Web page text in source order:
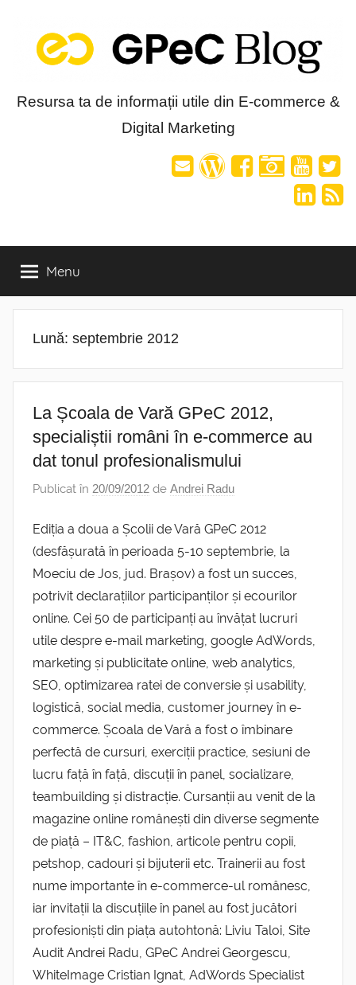
content
Blog-
Resursa ta de informații utile din E-commerce &
Digital Marketing
Menu
Lună: septembrie 2012
La Școala de Vară GPeC 2012,
specialiștii români în e-commerce au
dat tonul profesionalismului
Publicat în 20/09/2012 de Andrei Radu
Ediția a doua a Școlii de Vară GPeC 2012
(desfășurată în perioada 5-10 septembrie, la
Moeciu de Jos, jud. Brașov) a fost un succes,
potrivit declarațiilor participanților și ecourilor
online. Cei 50 de participanți au învățat lucruri
utile despre e-mail marketing, google AdWords,
marketing și publicitate online, web analytics,
SEO, optimizarea ratei de conversie și usability,
logistică, social media, customer journey în e-
commerce. Școala de Vară a fost o îmbinare
perfectă de cursuri, exerciții practice, sesiuni de
lucru față în față, discuții în panel, socializare,
teambuilding și distracție. Cursanții au venit de la
magazine online românești din diverse segmente
de piață – IT&C, fashion, articole pentru copii,
petshop, cadouri și bijuterii etc. Trainerii au fost
nume importante în e-commerce-ul românesc,
iar invitații la discuțiile în panel au fost jucători
profesioniști din piața autohtonă: Liviu Taloi, Site
Audit Andrei Radu, GPeC Andrei Georgescu,
WhiteImage Cristian Ignat, AdWords Specialist